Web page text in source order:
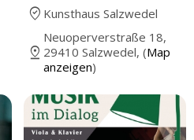
where_to_vote Kunsthaus Salzwedel
pin_drop
Neuoperverstraße 18,
29410 Salzwedel, (Map
anzeigen)